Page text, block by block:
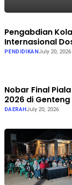
Pengabdian
Internasional
dan Curtin
Konseling
PENDIDIKANJuly 20, 2026
Nobar Final
2026 di Genteng
Banyuwangi
Sport Bersama
DPR RI Dina
DAERAH July 20, 2026